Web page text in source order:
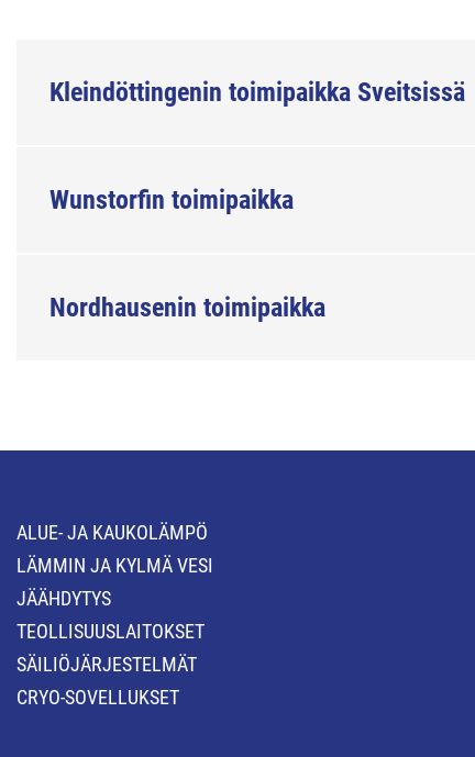
Kleindöttingenin toimipaikka Sveitsissä
Wunstorfin toimipaikka
Nordhausenin toimipaikka
ALUE- JA KAUKOLÄMPÖ
LÄMMIN JA KYLMÄ VESI
JÄÄHDYTYS
TEOLLISUUSLAITOKSET
SÄILIÖJÄRJESTELMÄT
CRYO-SOVELLUKSET